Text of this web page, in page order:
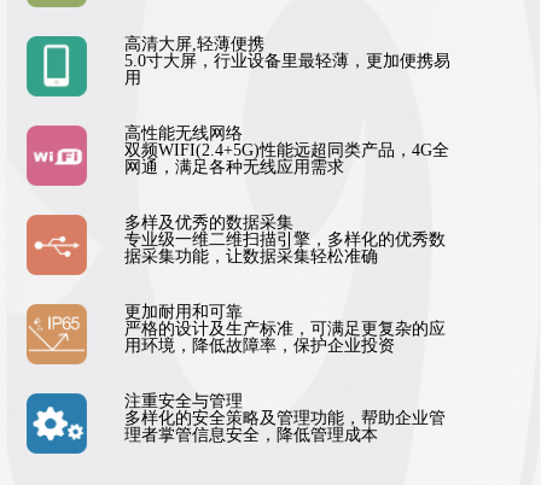
高清大屏,轻薄便携
5.0寸大屏，行业设备里最轻薄，更加便携易
用
高性能无线网络
双频WIFI(2.4+5G)性能远超同类产品，4G全
网通，满足各种无线应用需求
多样及优秀的数据采集
专业级一维二维扫描引擎，多样化的优秀数
据采集功能，让数据采集轻松准确
更加耐用和可靠
严格的设计及生产标准，可满足更复杂的应
用环境，降低故障率，保护企业投资
注重安全与管理
多样化的安全策略及管理功能，帮助企业管
理者掌管信息安全，降低管理成本